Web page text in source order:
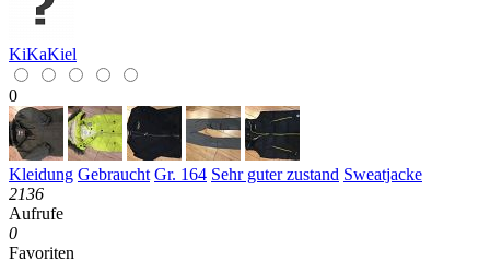
KiKaKiel
0
Kleidung Gebraucht Gr. 164 Sehr guter zustand Sweatjacke
2136
Aufrufe
0
Favoriten